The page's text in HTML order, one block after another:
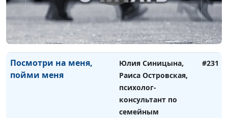
психолог-
консультант по
семейным
отношениям
Посмотри на меня,
пойми меня
Юлия Синицына,
Раиса Островская,
психолог-
консультант по
семейным
#231